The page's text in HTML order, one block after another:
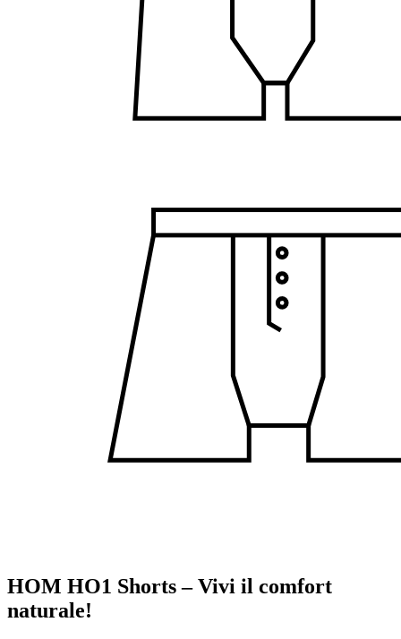
HOM HO1 Shorts – Vivi il comfort
naturale!